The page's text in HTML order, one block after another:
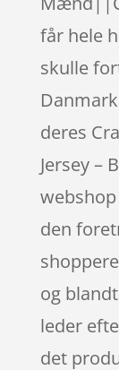
får hele
skulle
deres
Jersey –
den
og
leder
det